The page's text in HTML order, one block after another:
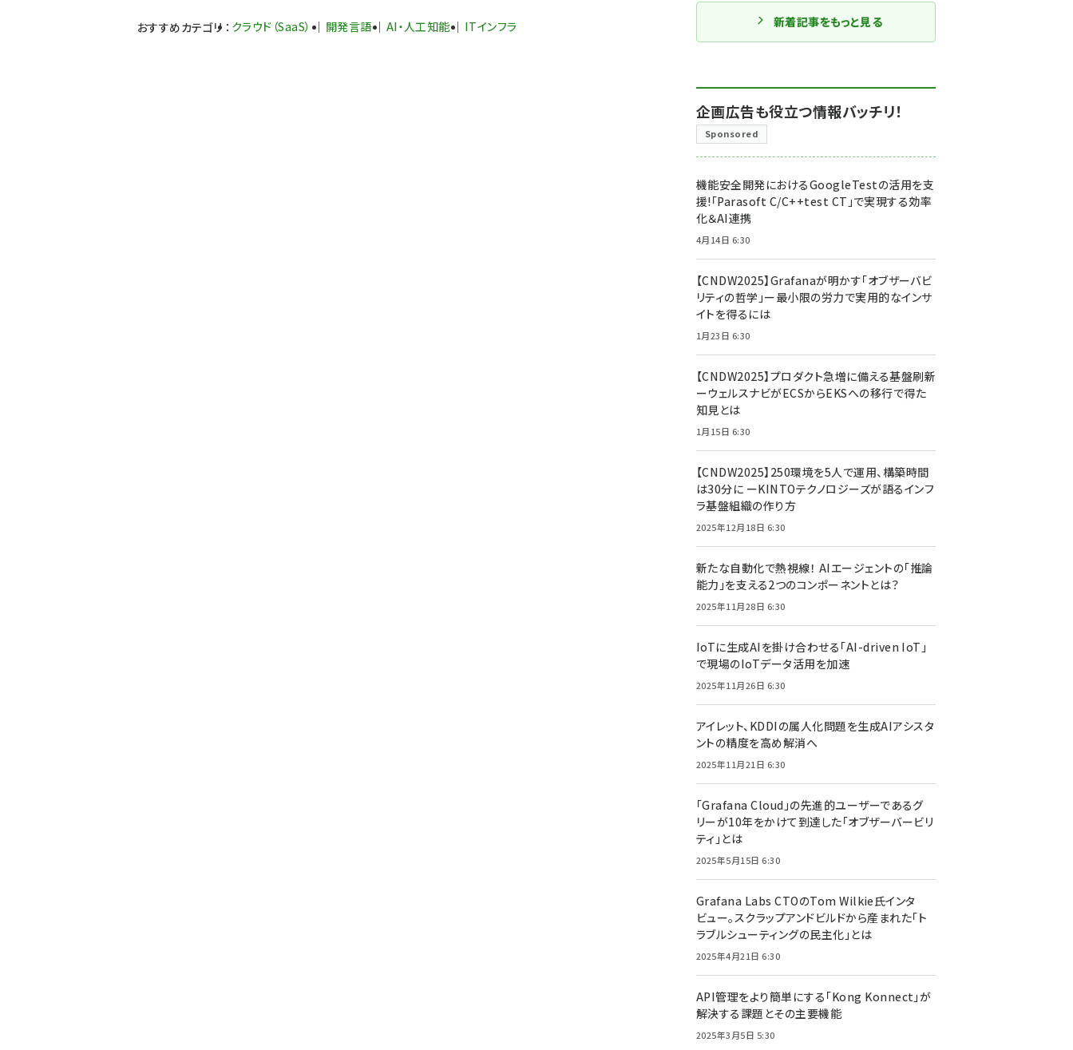
おすすめカテゴリ ： クラウド（SaaS） 開発言語 AI・人工知能 ITインフラ 新着記事をもっと見る
企画広告も役立つ情報バッチリ！
Sponsored
機能安全開発におけるGoogleTestの活用を支
援!「Parasoft C/C++test CT」で実現する効率
化＆AI連携
4月14日 6:30
【CNDW2025】Grafanaが明かす「オブザーバビ
リティの哲学」ー最小限の労力で実用的なインサ
イトを得るには
1月23日 6:30
【CNDW2025】プロダクト急増に備える基盤刷新
ーウェルスナビがECSからEKSへの移行で得た
知見とは
1月15日 6:30
【CNDW2025】250環境を5人で運用、構築時間
は30分に ーKINTOテクノロジーズが語るインフ
ラ基盤組織の作り方
2025年12月18日 6:30
新たな自動化で熱視線！ AIエージェントの「推論
能力」を支える2つのコンポーネントとは？
2025年11月28日 6:30
IoTに生成AIを掛け合わせる「AI-driven IoT」
で現場のIoTデータ活用を加速
2025年11月26日 6:30
アイレット、KDDIの属人化問題を生成AIアシスタ
ントの精度を高め解消へ
2025年11月21日 6:30
「Grafana Cloud」の先進的ユーザーであるグ
リーが10年をかけて到達した「オブザーバービリ
ティ」とは
2025年5月15日 6:30
Grafana Labs CTOのTom Wilkie氏インタ
ビュー。スクラップアンドビルドから産まれた「ト
ラブルシューティングの民主化」とは
2025年4月21日 6:30
API管理をより簡単にする「Kong Konnect」が
解決する課題とその主要機能
2025年3月5日 5:30